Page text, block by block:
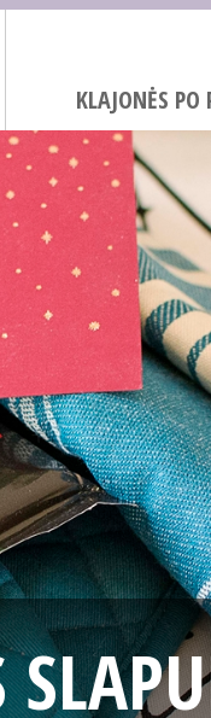
KLAJONĖS